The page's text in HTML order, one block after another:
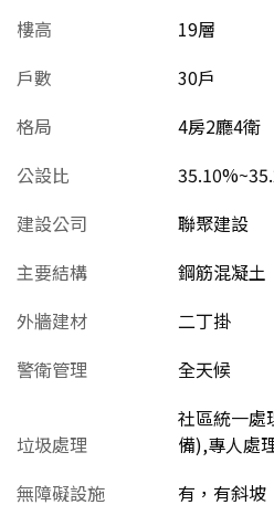
樓高
19層
戶數
30戶
格局
4房2廳4衛
公設比
建設公司
聯聚建設
主要結構
鋼筋混凝土
外牆建材
二丁掛
警衛管理
全天候
垃圾處理
社區統一處
備),專人處
無障礙設施
有，有斜坡